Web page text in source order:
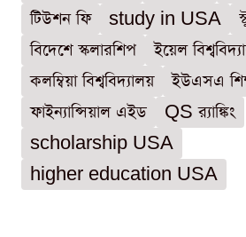
টিউশন ফি
study in USA
বিদেশে স্কলারশিপ
ইয়েল
কলম্বিয়া বিশ্ববিদ্যালয়
ইউএসএ
ফাইন্যান্সিয়াল এইড
QS র‌্যাঙ্কিং
scholarship USA
higher education USA